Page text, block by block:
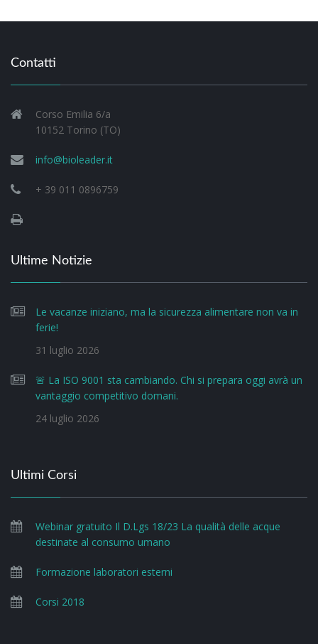
Contatti
Corso Emilia 6/a
10152 Torino (TO)
info@bioleader.it
+ 39 011 0896759
Ultime Notizie
Le vacanze iniziano, ma la sicurezza alimentare non va in
ferie!
31 luglio 2026
🚨 La ISO 9001 sta cambiando. Chi si prepara oggi avrà un
vantaggio competitivo domani.
24 luglio 2026
Ultimi Corsi
Webinar gratuito Il D.Lgs 18/23 La qualità delle acque
destinate al consumo umano
Formazione laboratori esterni
Corsi 2018